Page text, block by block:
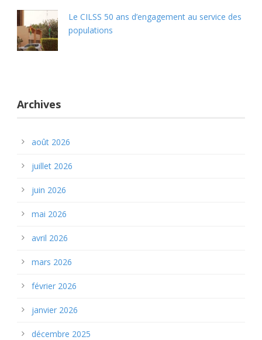
Le CILSS 50 ans d’engagement au service des
populations
Archives
août 2026
juillet 2026
juin 2026
mai 2026
avril 2026
mars 2026
février 2026
janvier 2026
décembre 2025